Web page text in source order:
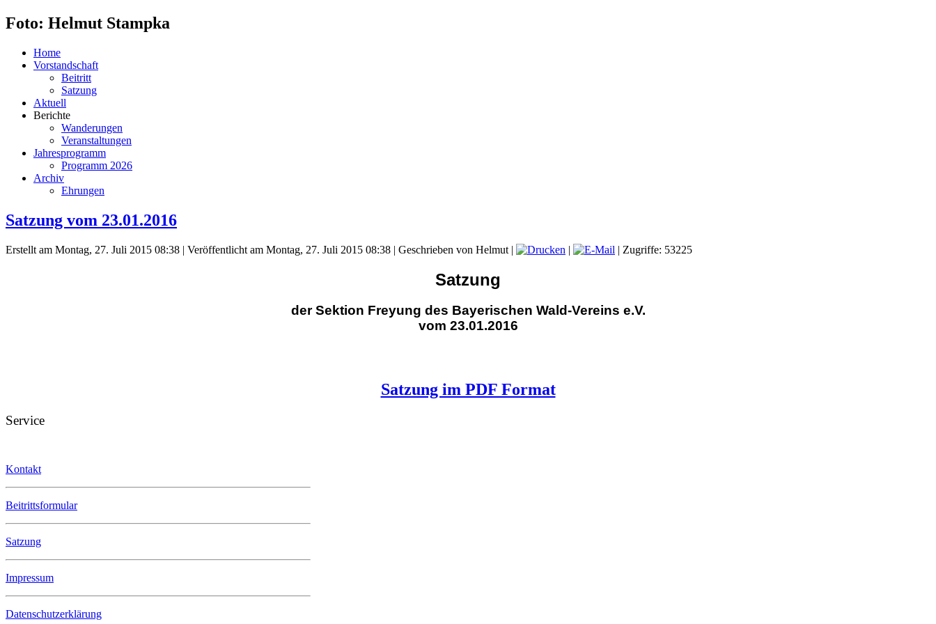
Foto: Helmut Stampka
Home
Vorstandschaft
Beitritt
Satzung
Aktuell
Berichte
Wanderungen
Veranstaltungen
Jahresprogramm
Programm 2026
Archiv
Ehrungen
Satzung vom 23.01.2016
Erstellt am Montag, 27. Juli 2015 08:38 | Veröffentlicht am Montag, 27. Juli 2015 08:38 | Geschrieben von Helmut | | | Zugriffe: 53225
Satzung
der Sektion Freyung des Bayerischen Wald-Vereins e.V.
vom 23.01.2016
Satzung im PDF Format
Service
Kontakt
Beitrittsformular
Satzung
Impressum
Datenschutzerklärung